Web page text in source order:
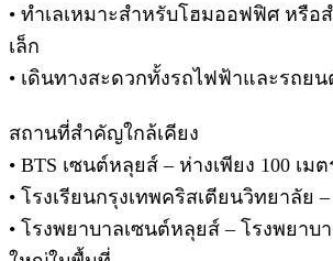
• ทำเลเหมาะสำหรับโฮมออฟฟิศ หรือ
เล็ก
• เดินทางสะดวกทั้งรถไฟฟ้าและรถยน
สถานที่สำคัญใกล้เคียง
• BTS เซนต์หลุยส์ – ห่างเพียง 100 เมต
• โรงเรียนกรุงเทพคริสเตียนวิทยาลัย
• โรงพยาบาลเซนต์หลุยส์ – โรงพยาบ